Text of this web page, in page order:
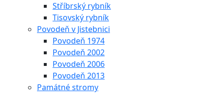
Stříbrský rybník
Tisovský rybník
Povodeň v Jistebnici
Povodeň 1974
Povodeň 2002
Povodeň 2006
Povodeň 2013
Památné stromy